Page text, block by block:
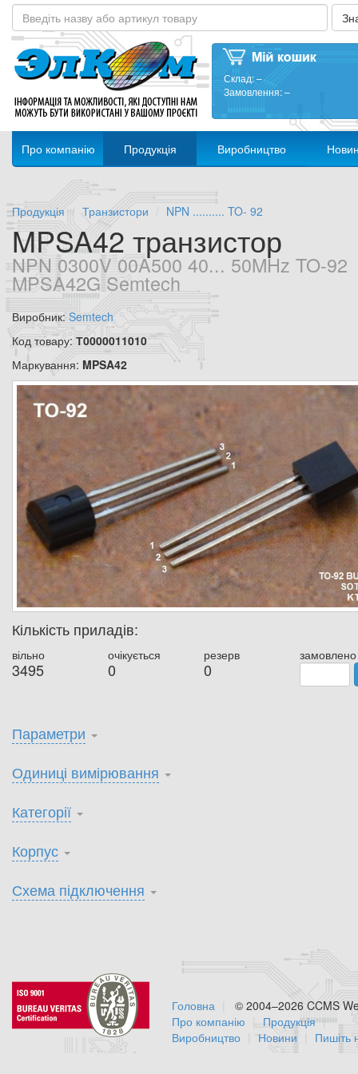
Склад:–
Замовлення:–
Про компанію Продукція Виробництво
Продукція Транзистори NPN .......... TO- 92
MPSA42 транзистор
NPN 0300V 00A500 40... 50MHz TO-92
MPSA42G Semtech
Виробник:Semtech
Код товару:Т0000011010
Маркування: MPSA42
Кількість приладів:
вільно
3495
очікується
0
резерв
0
замовлено
Параметри
Одиниці вимірювання
Категорії
Корпус
Схема підключення
© 2004–2026 CCMS
Головна
Про компанію
Продукція
Виробництво
Новини Пишіть